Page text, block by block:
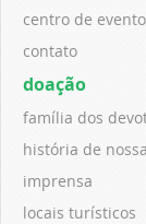
centro de
contato
doação
família dos
história de
imprensa
locais turísticos